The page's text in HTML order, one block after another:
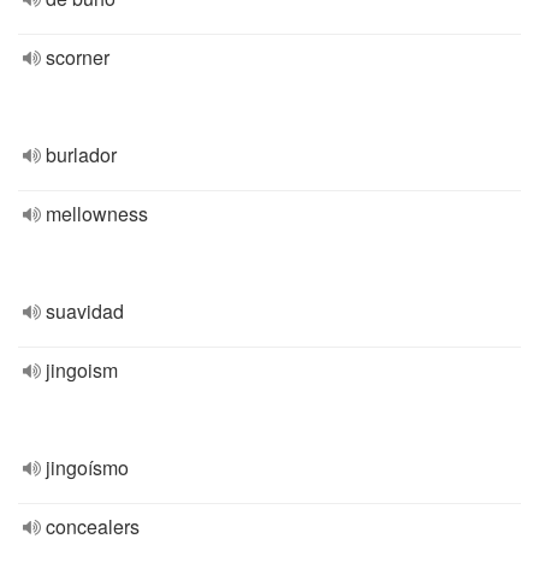
scorner
burlador
mellowness
suavidad
jingoism
jingoísmo
concealers